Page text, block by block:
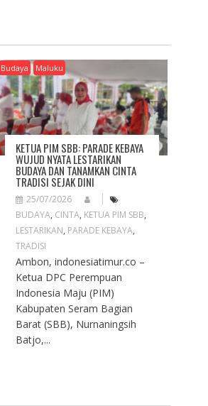
Budaya Maluku
KETUA PIM SBB: PARADE KEBAYA
WUJUD NYATA LESTARIKAN
BUDAYA DAN TANAMKAN CINTA
TRADISI SEJAK DINI
25/07/2026
BUDAYA, CINTA, KETUA PIM SBB,
LESTARIKAN, PARADE KEBAYA,
TRADISI
Ambon, indonesiatimur.co –
Ketua DPC Perempuan
Indonesia Maju (PIM)
Kabupaten Seram Bagian
Barat (SBB), Nurnaningsih
Batjo,...